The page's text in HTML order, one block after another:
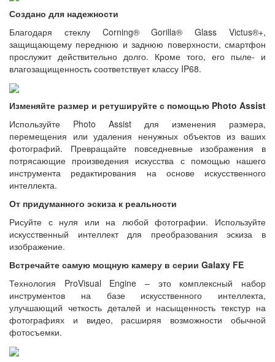
Создано для надежности
Благодаря стеклу Corning® Gorilla® Glass Victus®+,
защищающему переднюю и заднюю поверхности, смартфон
прослужит действительно долго. Кроме того, его пыле- и
влагозащищенность соответствует классу IP68.
Изменяйте размер и ретушируйте с помощью Photo Assist
Используйте Photo Assist для изменения размера,
перемещения или удаления ненужных объектов из ваших
фотографий. Превращайте повседневные изображения в
потрясающие произведения искусства с помощью нашего
инструмента редактирования на основе искусственного
интеллекта.
От придуманного эскиза к реальности
Рисуйте с нуля или на любой фотографии. Используйте
искусственный интеллект для преобразования эскиза в
изображение.
Встречайте самую мощную камеру в серии Galaxy FE
Технология ProVisual Engine – это комплексный набор
инструментов на базе искусственного интеллекта,
улучшающий четкость деталей и насыщенность текстур на
фотографиях и видео, расширяя возможности обычной
фотосъемки.